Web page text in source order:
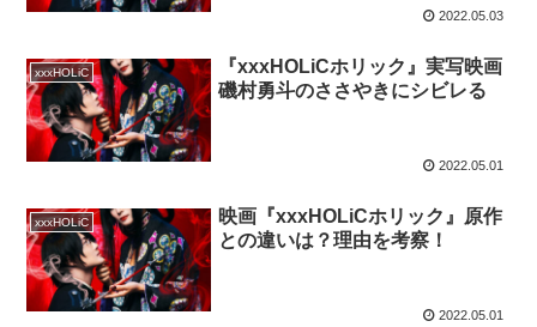
2022.05.03
xxxHOLiC
『xxxHOLiCホリック』実写映画
磯村勇斗のささやきにシビレる
2022.05.01
xxxHOLiC
映画『xxxHOLiCホリック』原作
との違いは？理由を考察！
2022.05.01